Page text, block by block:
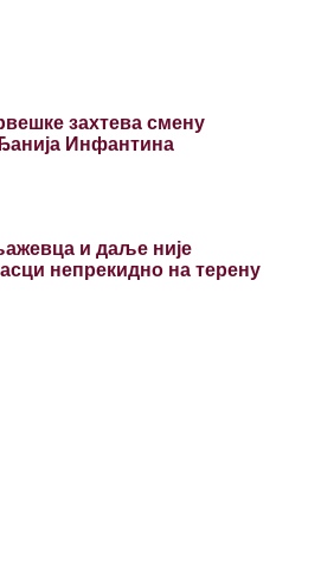
захтева смену
Инфантина
и даље није
непрекидно на терену